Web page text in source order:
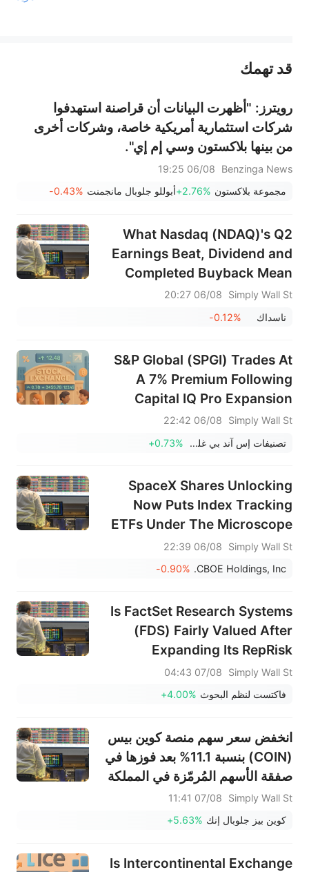
عند الضرورة، يرجى استشارة مستشار استثمار محترف. لا تقدم منصة سهم أي مشورة استثمارية، ولا تقدم أي التزامات أو ضمانات.
قد تهمك
رويترز: "أظهرت البيانات أن قراصنة استهدفوا
شركات استثمارية أمريكية خاصة، وشركات أخرى
من بينها بلاكستون وسي إم إي".
Benzinga News
06/08 19:25
مجموعة بلاكستون +2.76%أبوللو جلوبال مانجمنت -0.43%
What Nasdaq (NDAQ)'s Q2
Earnings Beat, Dividend and
Completed Buyback Mean
For Shareholders
Simply Wall St
06/08 20:27
ناسداك
-0.12%
S&P Global (SPGI) Trades At
A 7% Premium Following
Capital IQ Pro Expansion
Simply Wall St
06/08 22:42
تصنيفات إس آند بي غلوبال
+0.73%
SpaceX Shares Unlocking
Now Puts Index Tracking
ETFs Under The Microscope
Simply Wall St
06/08 22:39
CBOE Holdings, Inc.
-0.90%
Is FactSet Research Systems
(FDS) Fairly Valued After
Expanding Its RepRisk
Partnership?
Simply Wall St
07/08 04:43
فاكتست لنظم البحوث +4.00%
انخفض سعر سهم منصة كوين بيس
(COIN) بنسبة 11.1% بعد فوزها في
صفقة الأسهم المُرمّزة في المملكة
المتحدة وإتمام عملية إعادة الشراء
- ما الذي تغيّر؟
Simply Wall St
07/08 11:41
كوين بيز جلوبال إنك +5.63%
Is Intercontinental Exchange